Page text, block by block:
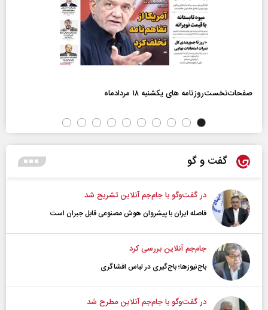
صفحات‌نخست‌روزنامه ها‌ی یکشنبه ۱۸ مردادماه
گفت و گو
در گفت‌و‌گو با جام‌جم آنلاین تشریح شد
فاصله ایران با پیشرو‌ان هوش مصنوعی قابل جبران است
جام‌جم آنلاین بررسی کرد
باج‌نیوزها؛ باج‌گیری در لباس افشاگری
در گفت‌و‌گو با جام‌جم آنلاین مطرح شد